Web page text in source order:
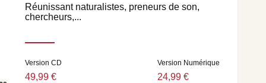
Réunissant naturalistes, preneurs de son,
chercheurs,...
Version CD
49,99 €
Version Numérique
24,99 €